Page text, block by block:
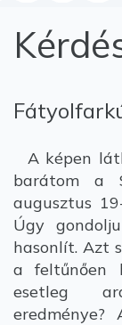
A képen
barátom a
augusztus
Úgy
hasonlít. Azt
a feltűnően
esetleg
eredménye?